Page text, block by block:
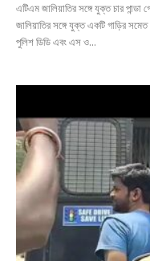
এটিএম জালিয়াতির সঙ্গে যুক্ত চার
জালিয়াতির সঙ্গে যুক্ত একটি গাড়ির
পুলিশ ডিডি এবং এস ও...